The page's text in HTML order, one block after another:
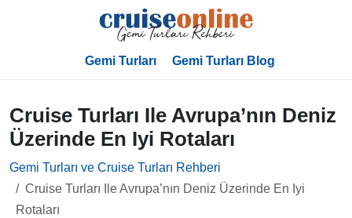
Gemi Turları Gemi Turları Blog
Cruise Turları Ile Avrupa’nın Deniz
Üzerinde En Iyi Rotaları
Gemi Turları ve Cruise Turları Rehberi
Cruise Turları Ile Avrupa’nın Deniz Üzerinde En Iyi
Rotaları